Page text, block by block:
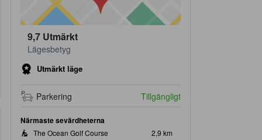
9,7 Utmärkt
Lägesbetyg
Utmärkt läge
Parkering Tillgängligt
Närmaste sevärdheterna
The Ocean Golf Course
2,9 km